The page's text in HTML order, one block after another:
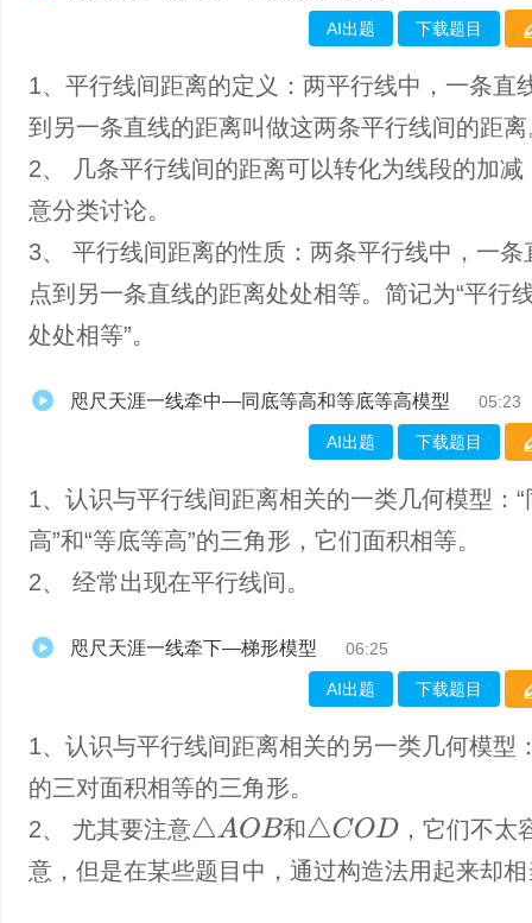
AI出题 下载题目
1、平行线间距离的定义：两平行线中，一条直
到另一条直线的距离叫做这两条平行线间的距离
2、 几条平行线间的距离可以转化为线段的加减
意分类讨论。
3、 平行线间距离的性质：两条平行线中，一条
点到另一条直线的距离处处相等。简记为“平行
处处相等”。
咫尺天涯一线牵中—同底等高和等底等高模型 05:23
AI出题 下载题目
1、认识与平行线间距离相关的一类几何模型：“
高”和“等底等高”的三角形，它们面积相等。
2、 经常出现在平行线间。
咫尺天涯一线牵下—梯形模型 06:25
AI出题 下载题目
1、认识与平行线间距离相关的另一类几何模型
的三对面积相等的三角形。
2、 尤其要注意 △A OB 和 △C OD
，它们不太
意，但是在某些题目中，通过构造法用起来却